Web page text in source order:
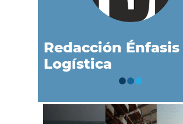
Redacción Énfasis
Logística